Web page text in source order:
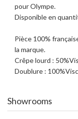
pour Olympe.
Disponible en
Pièce 100%
la marque.
Crêpe lourd :
Doublure :
Showrooms